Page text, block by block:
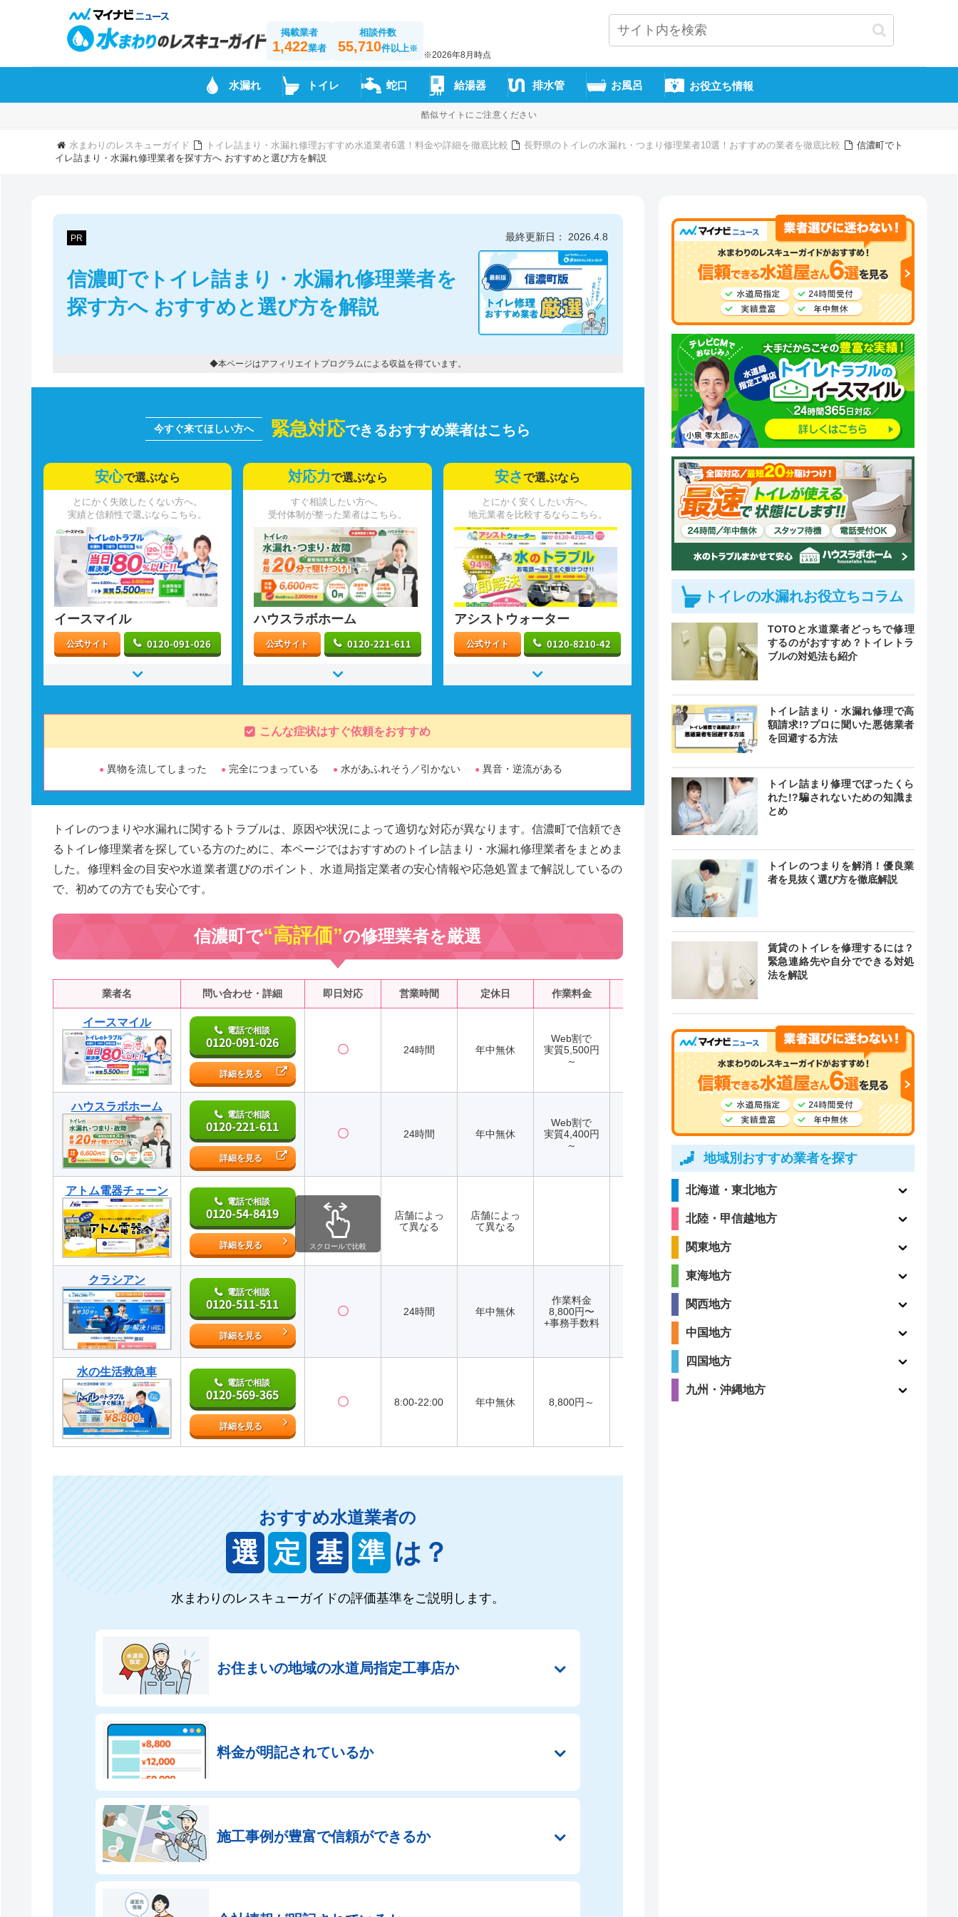
掲載業者
1,422業者
相談件数
55,710件以上※
※2026年8月時点
水漏れ トイレ 蛇口 給湯器 排水管 お風呂 お役立ち情報
酷似サイトにご注意ください
水まわりのレスキューガイド トイレ詰まり・水漏れ修理おすすめ水道業者6選！料金や詳細を徹底比較 長野県のトイレの水漏れ・つまり修理業者10選！おすすめの業者を徹底比較
信濃町でト
イレ詰まり・水漏れ修理業者を探す方へ おすすめと選び方を解説
PR
信濃町でトイレ詰まり・水漏れ修理業者を
探す方へ おすすめと選び方を解説
最終更新日： 2026.4.8
◆本ページはアフィリエイトプログラムによる収益を得ています。
緊急対応できるおすすめ業者はこちら
安心で選ぶなら
とにかく失敗したくない方へ。
実績と信頼性で選ぶならこちら。
イースマイル
公式サイト 0120-091-026
対応力で選ぶなら
すぐ相談したい方へ。
受付体制が整った業者はこちら。
ハウスラボホーム
公式サイト 0120-221-611
安さで選ぶなら
とにかく安くしたい方へ。
地元業者を比較するならこちら。
アシストウォーター
公式サイト 0120-8210-42
こんな症状はすぐ依頼をおすすめ
異物を流してしまった 完全につまっている 水があふれそう／引かない 異音・逆流がある
トイレのつまりや水漏れに関するトラブルは、原因や状況によって適切な対応が異なります。信濃町で信頼でき
るトイレ修理業者を探している方のために、本ページではおすすめのトイレ詰まり・水漏れ修理業者をまとめま
した。修理料金の目安や水道業者選びのポイント、水道局指定業者の安心情報や応急処置まで解説しているの
で、初めての方でも安心です。
信濃町で“高評価”の修理業者を厳選
業者名 問い合わせ・詳細 即日対応 営業時間 定休日 作業料金 クチコミ
イースマイル
電話で相談
0120-091-026
詳細を見る
〇 24時間 年中無休
Web割で
実質5,500円
～
4.1
（198件）
ハウスラボホーム
電話で相談
0120-221-611
詳細を見る
〇 24時間 年中無休
Web割で
実質4,400円
～
ー
アトム電器チェーン
電話で相談
0120-54-8419
詳細を見る
ー
店舗によっ
て異なる
店舗によっ
て異なる
2.4
クラシアン
電話で相談
0120-511-511
詳細を見る
〇 24時間 年中無休
作業料金
8,800円〜
+事務手数料
3.9
（105件）
水の生活救急車
電話で相談
0120-569-365
詳細を見る
〇 8:00-22:00 年中無休 8,800円～
スクロールで比較
おすすめ水道業者の
選 定 基 準 は？
水まわりのレスキューガイドの評価基準をご説明します。
お住まいの地域の水道局指定工事店か
料金が明記されているか
施工事例が豊富で信頼ができるか
トイレの水漏れお役立ちコラム
TOTOと水道業者どっちで修理
するのがおすすめ？トイレトラ
ブルの対処法も紹介
トイレ詰まり・水漏れ修理で高
額請求!?プロに聞いた悪徳業者
を回避する方法
トイレ詰まり修理でぼったくら
れた!?騙されないための知識ま
とめ
トイレのつまりを解消！優良業
者を見抜く選び方を徹底解説
賃貸のトイレを修理するには？
緊急連絡先や自分でできる対処
法を解説
地域別おすすめ業者を探す
北海道・東北地方
北陸・甲信越地方
関東地方
東海地方
関西地方
中国地方
四国地方
九州・沖縄地方